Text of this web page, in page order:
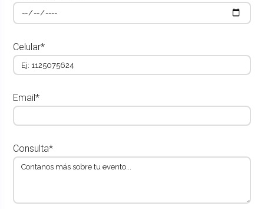
Celular*
Email*
Consulta*